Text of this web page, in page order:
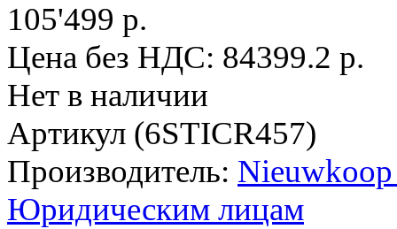
105'499 р.
Цена без НДС: 84399.2 р.
Нет в наличии
Артикул (6STICR457)
Производитель:
Юридическим лицам